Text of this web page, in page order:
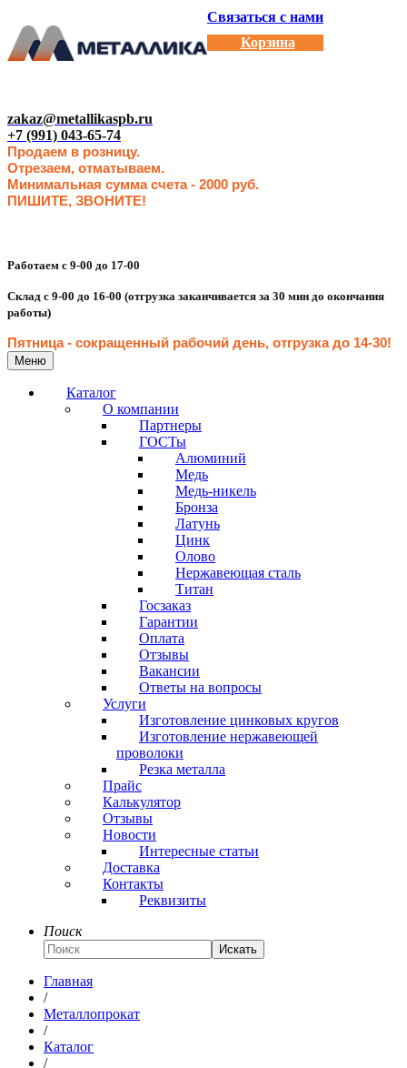
Связаться с нами
Корзина
zakaz@metallikaspb.ru
+7 (991) 043-65-74
Продаем в розницу.
Отрезаем, отматываем.
Минимальная сумма счета - 2000 руб.
ПИШИТЕ, ЗВОНИТЕ!
Работаем с 9-00 до 17-00
Склад с 9-00 до 16-00 (отгрузка заканчивается за 30 мин до окончания
работы)
Пятница - сокращенный рабочий день, отгрузка до 14-30!
Меню
Каталог
О компании
Партнеры
ГОСТы
Алюминий
Медь
Медь-никель
Бронза
Латунь
Цинк
Олово
Нержавеющая сталь
Титан
Госзаказ
Гарантии
Оплата
Отзывы
Вакансии
Ответы на вопросы
Услуги
Изготовление цинковых кругов
Изготовление нержавеющей
проволоки
Резка металла
Прайс
Калькулятор
Отзывы
Новости
Интересные статьи
Доставка
Контакты
Реквизиты
Поиск
Искать
Главная
/
Металлопрокат
/
Каталог
/